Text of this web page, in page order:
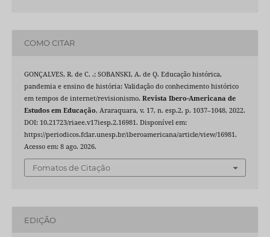
COMO CITAR
GONÇALVES, R. de C. .; SOBANSKI, A. de Q. Educação histórica,
pandemia e ensino de história: Validação do conhecimento histórico
em tempos de internet/revisionismo. Revista Ibero-Americana de
Estudos em Educação, Araraquara, v. 17, n. esp.2, p. 1037–1048, 2022.
DOI: 10.21723/riaee.v17iesp.2.16981. Disponível em:
https://periodicos.fclar.unesp.br/iberoamericana/article/view/16981.
Acesso em: 8 ago. 2026.
Fomatos de Citação
EDIÇÃO